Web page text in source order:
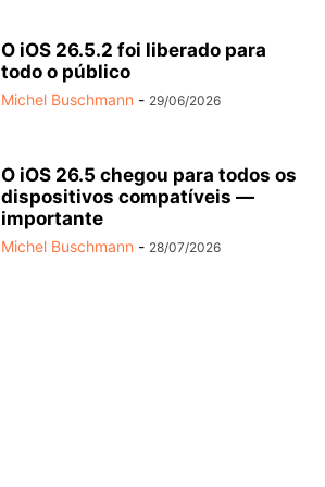
O iOS 26.5.2 foi liberado para
todo o público
Michel Buschmann - 29/06/2026
O iOS 26.5 chegou para todos os
dispositivos compatíveis —
importante
Michel Buschmann - 28/07/2026